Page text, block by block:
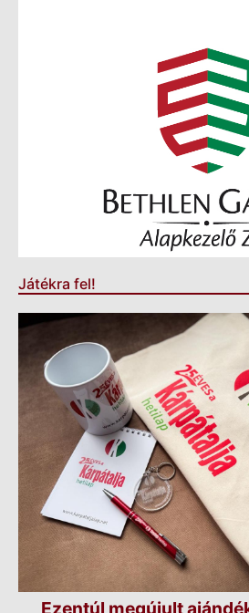
Játékra fel!
Ezentúl megújult